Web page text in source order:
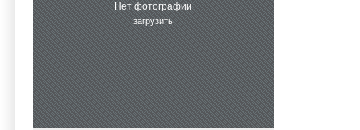
Нет фотографии
загрузить